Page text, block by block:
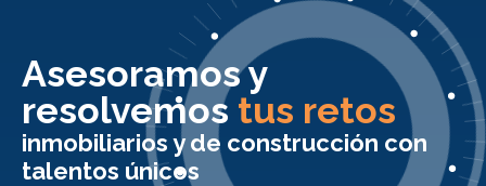
Asesoramos y
resolvemos tus retos
inmobiliarios y de construcción con
talentos únicos